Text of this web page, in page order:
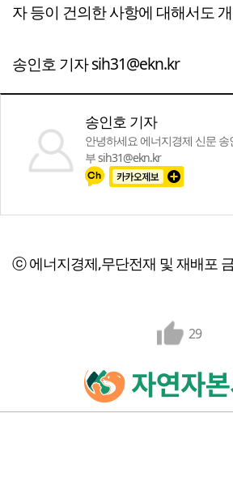
자 등이 건의한 사항에 대해서도
송인호 기자 sih31@ekn.kr
송인호 기자
안녕하세요 에너지경제 신문
부 sih31@ekn.kr
ⓒ 에너지경제,무단전재 및 재배포
29